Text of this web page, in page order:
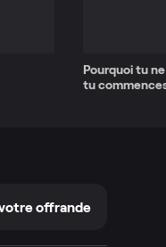
Pourquoi tu
tu
offrande